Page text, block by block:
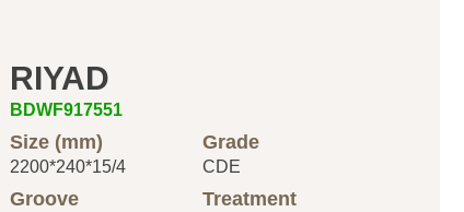
RIYAD
BDWF917551
Size (mm)
2200*240*15/4
Grade
CDE
Groove Treatment